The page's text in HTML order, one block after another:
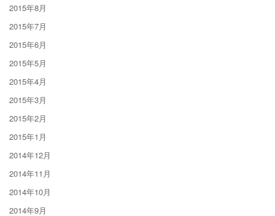
2015年8月
2015年7月
2015年6月
2015年5月
2015年4月
2015年3月
2015年2月
2015年1月
2014年12月
2014年11月
2014年10月
2014年9月